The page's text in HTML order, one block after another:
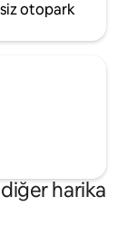
otopark
harika